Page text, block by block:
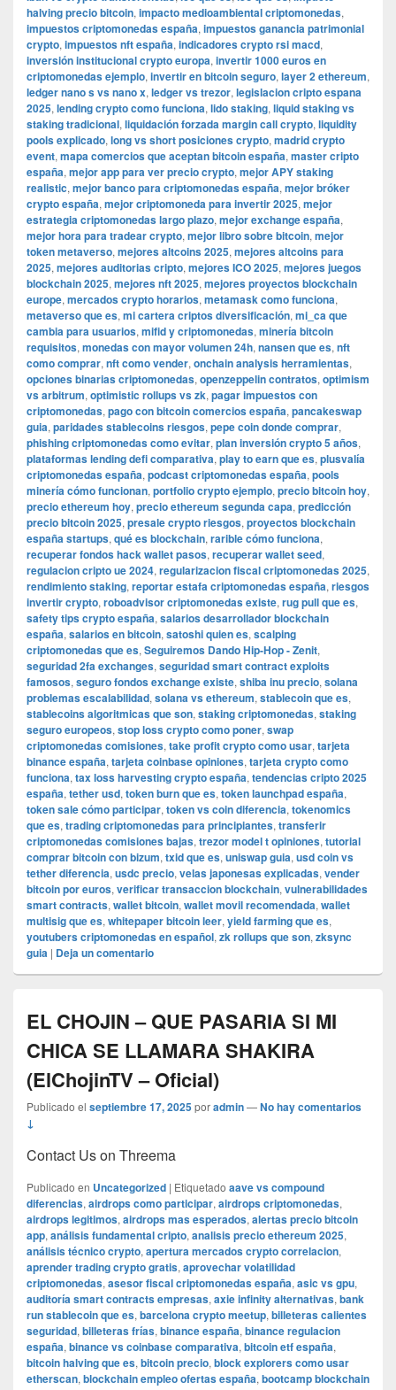
halving precio bitcoin, impacto medioambiental criptomonedas,
impuestos criptomonedas españa, impuestos ganancia patrimonial
crypto, impuestos nft españa, indicadores crypto rsi macd,
inversión institucional crypto europa, invertir 1000 euros en
criptomonedas ejemplo, invertir en bitcoin seguro, layer 2 ethereum,
ledger nano s vs nano x, ledger vs trezor, legislacion cripto espana
2025, lending crypto como funciona, lido staking, liquid staking vs
staking tradicional, liquidación forzada margin call crypto, liquidity
pools explicado, long vs short posiciones crypto, madrid crypto
event, mapa comercios que aceptan bitcoin españa, master cripto
españa, mejor app para ver precio crypto, mejor APY staking
realistic, mejor banco para criptomonedas españa, mejor bróker
crypto españa, mejor criptomoneda para invertir 2025, mejor
estrategia criptomonedas largo plazo, mejor exchange españa,
mejor hora para tradear crypto, mejor libro sobre bitcoin, mejor
token metaverso, mejores altcoins 2025, mejores altcoins para
2025, mejores auditorias cripto, mejores ICO 2025, mejores juegos
blockchain 2025, mejores nft 2025, mejores proyectos blockchain
europe, mercados crypto horarios, metamask como funciona,
metaverso que es, mi cartera criptos diversificación, mi_ca que
cambia para usuarios, mifid y criptomonedas, minería bitcoin
requisitos, monedas con mayor volumen 24h, nansen que es, nft
como comprar, nft como vender, onchain analysis herramientas,
opciones binarias criptomonedas, openzeppelin contratos, optimism
vs arbitrum, optimistic rollups vs zk, pagar impuestos con
criptomonedas, pago con bitcoin comercios españa, pancakeswap
guia, paridades stablecoins riesgos, pepe coin donde comprar,
phishing criptomonedas como evitar, plan inversión crypto 5 años,
plataformas lending defi comparativa, play to earn que es, plusvalía
criptomonedas españa, podcast criptomonedas españa, pools
minería cómo funcionan, portfolio crypto ejemplo, precio bitcoin hoy,
precio ethereum hoy, precio ethereum segunda capa, predicción
precio bitcoin 2025, presale crypto riesgos, proyectos blockchain
españa startups, qué es blockchain, rarible cómo funciona,
recuperar fondos hack wallet pasos, recuperar wallet seed,
regulacion cripto ue 2024, regularizacion fiscal criptomonedas 2025,
rendimiento staking, reportar estafa criptomonedas españa, riesgos
invertir crypto, roboadvisor criptomonedas existe, rug pull que es,
safety tips crypto españa, salarios desarrollador blockchain
españa, salarios en bitcoin, satoshi quien es, scalping
criptomonedas que es, Seguiremos Dando Hip-Hop - Zenit,
seguridad 2fa exchanges, seguridad smart contract exploits
famosos, seguro fondos exchange existe, shiba inu precio, solana
problemas escalabilidad, solana vs ethereum, stablecoin que es,
stablecoins algoritmicas que son, staking criptomonedas, staking
seguro europeos, stop loss crypto como poner, swap
criptomonedas comisiones, take profit crypto como usar, tarjeta
binance españa, tarjeta coinbase opiniones, tarjeta crypto como
funciona, tax loss harvesting crypto españa, tendencias cripto 2025
españa, tether usd, token burn que es, token launchpad españa,
token sale cómo participar, token vs coin diferencia, tokenomics
que es, trading criptomonedas para principiantes, transferir
criptomonedas comisiones bajas, trezor model t opiniones, tutorial
comprar bitcoin con bizum, txid que es, uniswap guia, usd coin vs
tether diferencia, usdc precio, velas japonesas explicadas, vender
bitcoin por euros, verificar transaccion blockchain, vulnerabilidades
smart contracts, wallet bitcoin, wallet movil recomendada, wallet
multisig que es, whitepaper bitcoin leer, yield farming que es,
youtubers criptomonedas en español, zk rollups que son, zksync
guia | Deja un comentario
EL CHOJIN – QUE PASARIA SI MI
CHICA SE LLAMARA SHAKIRA
(ElChojinTV – Oficial)
Publicado el septiembre 17, 2025poradmin—No hay comentarios
↓
Contact Us on Threema
Publicado en Uncategorized | Etiquetado aave vs compound
diferencias, airdrops como participar, airdrops criptomonedas,
airdrops legitimos, airdrops mas esperados, alertas precio bitcoin
app, análisis fundamental cripto, analisis precio ethereum 2025,
análisis técnico crypto, apertura mercados crypto correlacion,
aprender trading crypto gratis, aprovechar volatilidad
criptomonedas, asesor fiscal criptomonedas españa, asic vs gpu,
auditoría smart contracts empresas, axie infinity alternativas, bank
run stablecoin que es, barcelona crypto meetup, billeteras calientes
seguridad, billeteras frías, binance españa, binance regulacion
españa, binance vs coinbase comparativa, bitcoin etf españa,
bitcoin halving que es, bitcoin precio, block explorers como usar
etherscan, blockchain empleo ofertas españa, bootcamp blockchain